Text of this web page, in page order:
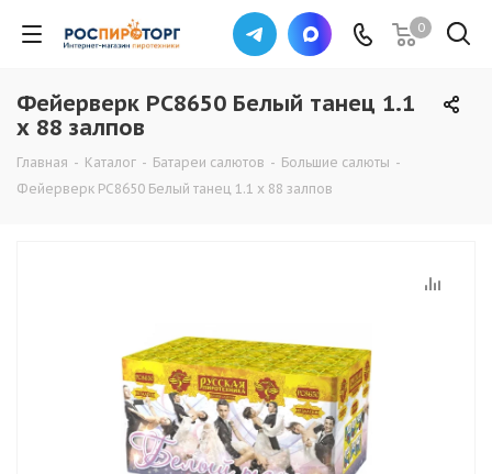
0
Фейерверк РС8650 Белый танец 1.1
х 88 залпов
Главная - Каталог - Батареи салютов - Большие салюты -
Фейерверк РС8650 Белый танец 1.1 х 88 залпов